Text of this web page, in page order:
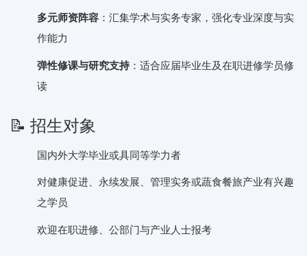
多元师资阵容 ：汇集学术与实务专家，强化专业深度与实
作能力
弹性修课与研究支持：适合应届毕业生及在职进修学员修
读
📝 招生对象
国内外大学毕业或具同等学力者
对健康促进、永续发展、管理实务或蔬食餐旅产业有兴趣
之学员
欢迎在职进修、公部门与产业人士报考